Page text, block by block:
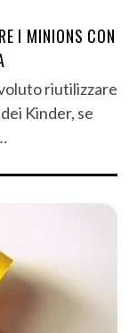
I MINIONS CON
riutilizzare
Kinder, se